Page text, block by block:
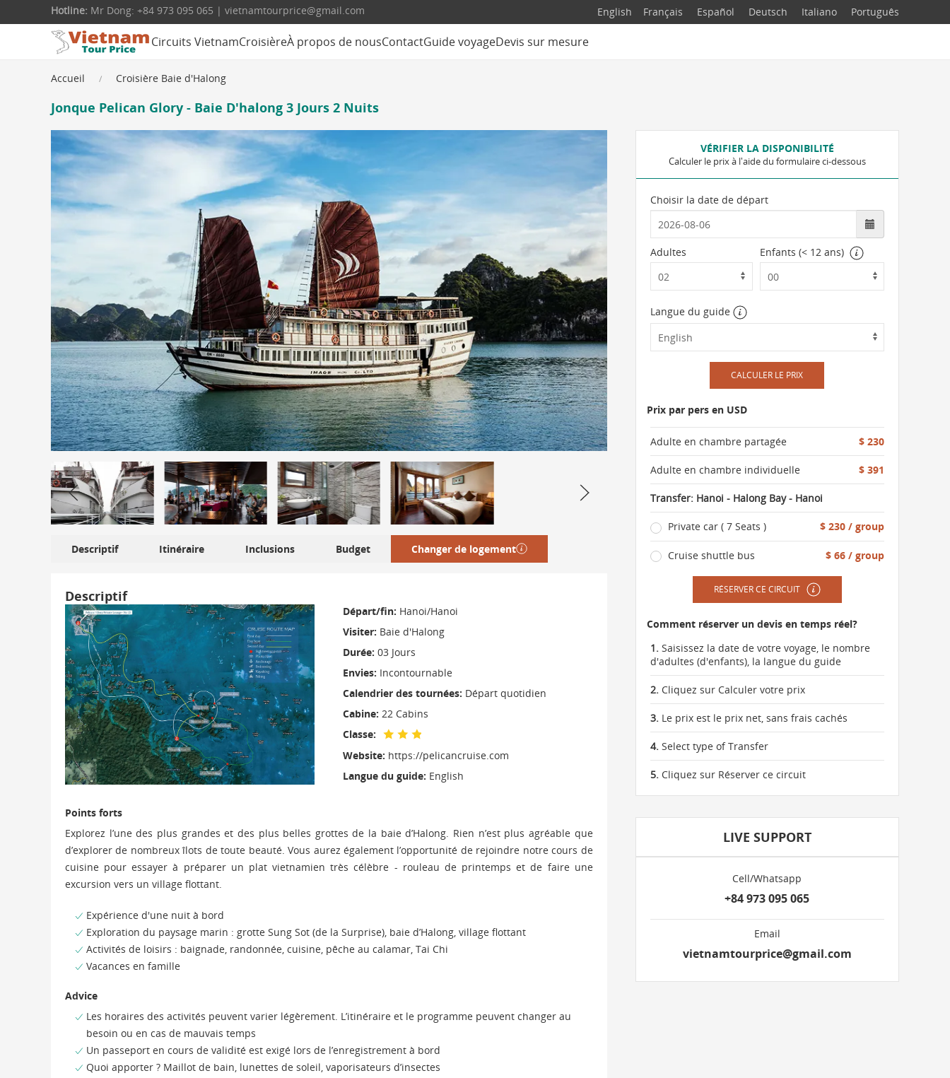
Hotline: Mr Dong: +84 973 095 065 | vietnamtourprice@gmail.com English Français Español Deutsch Italiano Português
Circuits VietnamCroisièreÀ propos de nousContactGuide voyageDevis sur mesure
Accueil Croisière Baie d'Halong
Jonque Pelican Glory - Baie D'halong 3 Jours 2 Nuits
Changer de logement
Descriptif
Départ/fin:Hanoi/Hanoi
Visiter: Baie d'Halong
Durée:03 Jours
Envies:Incontournable
Calendrier des tournées:
Cabine: 22 Cabins
Classe:
Website:https://pelicancruise.com
Points forts
Explorez l’une des plus grandes et des plus belles grottes de la baie d’Halong. Rien n’est plus agréable que
d’explorer de nombreux îlots de toute beauté. Vous aurez également l’opportunité de rejoindre notre cours de
cuisine pour essayer à préparer un plat vietnamien très célèbre - rouleau de printemps et de faire une
Expérience d'une nuit à bord
Exploration du paysage marin : grotte Sung Sot (de la Surprise), baie d’Halong, village flottant
Activités de loisirs : baignade, randonnée, cuisine, pêche au calamar, Tai Chi
Advice
Les horaires des activités peuvent varier légèrement. L’itinéraire et le programme peuvent changer au
besoin ou en cas de mauvais temps
Un passeport en cours de validité est exigé lors de l’enregistrement à bord
VÉRIFIER LA DISPONIBILITÉ
Calculer le prix à l'aide du formulaire ci-dessous
Choisir la date de départ
Adultes Enfants (< 12 ans)
Langue du guide
CALCULER LE PRIX
Prix par pers en USD
Adulte en chambre partagée $ 230
Adulte en chambre individuelle $ 391
Transfer: Hanoi - Halong Bay - Hanoi
Private car ( 7 Seats ) $ 230 / group
Cruise shuttle bus $ 66 / group
RÉSERVER CE CIRCUIT
Comment réserver un devis en temps réel?
1. Saisissez la date de votre voyage, le nombre
d'adultes (d'enfants), la langue du guide
2. Cliquez sur Calculer votre prix
3. Le prix est le prix net, sans frais cachés
4. Select type of Transfer
5. Cliquez sur Réserver ce circuit
LIVE SUPPORT
Cell/Whatsapp
+84 973 095 065
Email
vietnamtourprice@gmail.com